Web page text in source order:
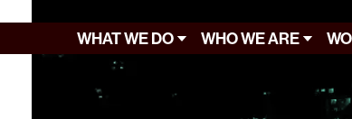
WHAT WE DO WHO WE ARE